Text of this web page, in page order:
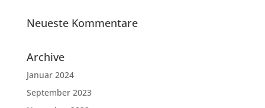
Neueste Kommentare
Archive
Januar 2024
September 2023